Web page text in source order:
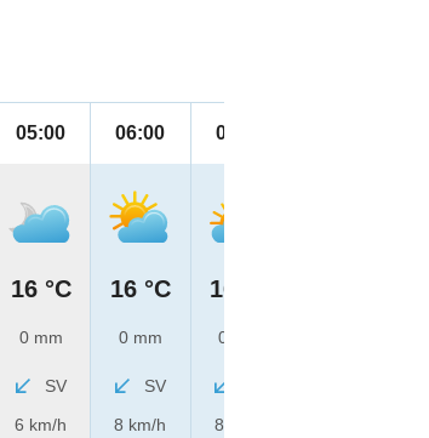
05:00
16 °C
0 mm
SV
6 km/h
06:00
16 °C
0 mm
SV
8 km/h
07:00
16 °C
0 mm
8 km/h